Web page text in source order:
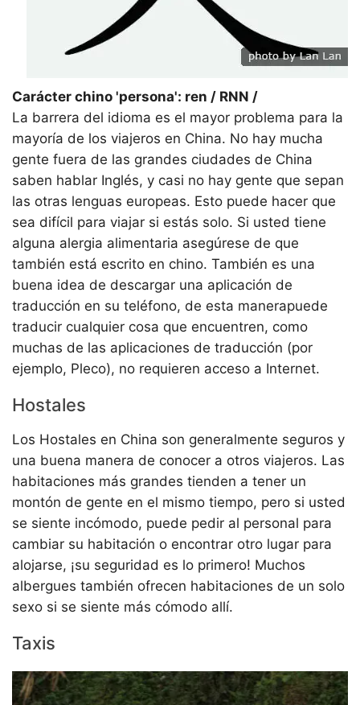
Carácter chino 'persona': ren / RNN /
La barrera del idioma es el mayor problema para la
mayoría de los viajeros en China. No hay mucha
gente fuera de las grandes ciudades de China
saben hablar Inglés, y casi no hay gente que sepan
las otras lenguas europeas. Esto puede hacer que
sea difícil para viajar si estás solo. Si usted tiene
alguna alergia alimentaria asegúrese de que
también está escrito en chino. También es una
buena idea de descargar una aplicación de
traducción en su teléfono, de esta manerapuede
traducir cualquier cosa que encuentren, como
muchas de las aplicaciones de traducción (por
ejemplo, Pleco), no requieren acceso a Internet.
Hostales
Los Hostales en China son generalmente seguros y
una buena manera de conocer a otros viajeros. Las
habitaciones más grandes tienden a tener un
montón de gente en el mismo tiempo, pero si usted
se siente incómodo, puede pedir al personal para
cambiar su habitación o encontrar otro lugar para
alojarse, ¡su seguridad es lo primero! Muchos
albergues también ofrecen habitaciones de un solo
sexo si se siente más cómodo allí.
Taxis